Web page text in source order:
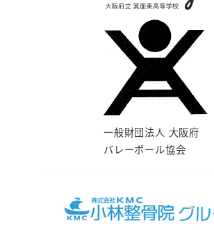
一般財団法人 大阪府
バレーボール協会